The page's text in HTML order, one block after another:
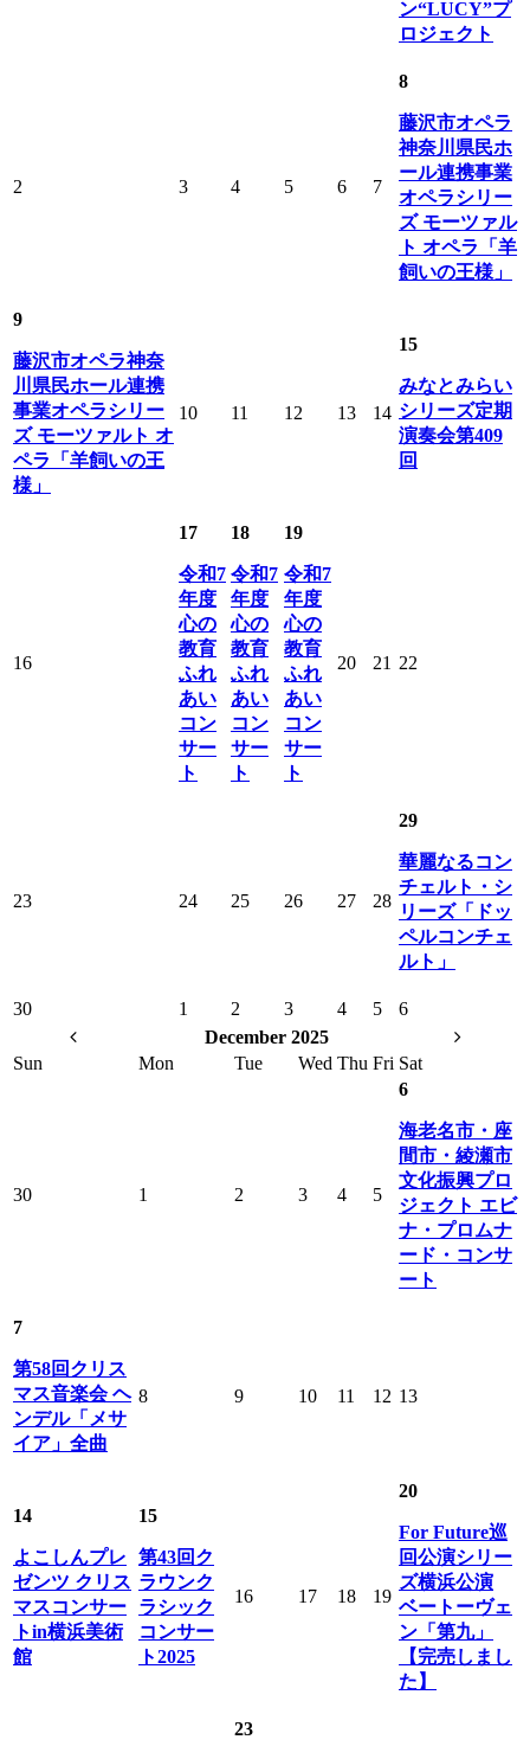
ン“LUCY”プ
ロジェクト
2 3 4 5 6 7
8
藤沢市オペラ
神奈川県民ホ
ール連携事業
オペラシリー
ズ モーツァル
ト オペラ「羊
飼いの王様」
9
藤沢市オペラ神奈
川県民ホール連携
事業オペラシリー
ズ モーツァルト オ
ペラ「羊飼いの王
様」
10 11 12 13 14
15
みなとみらい
シリーズ定期
演奏会第409
回
16
17
令和7
年度
心の
教育
ふれ
あい
コン
サー
ト
18
令和7
年度
心の
教育
ふれ
あい
コン
サー
ト
19
令和7
年度
心の
教育
ふれ
あい
コン
サー
ト
20 21 22
23 24 25 26 27 28
29
華麗なるコン
チェルト・シ
リーズ「ドッ
ペルコンチェ
ルト」
30 1 2 3 4 5
6
December 2025
Sun
Mon Tue Wed Thu Fri Sat
30 1 2 3 4 5
6
海老名市・座
間市・綾瀬市
文化振興プロ
ジェクト エビ
ナ・プロムナ
ード・コンサ
ート
7
第58回クリス
マス音楽会 ヘ
ンデル「メサ
イア」全曲
8 9 10 11 12 13
14
よこしんプレ
ゼンツ クリス
マスコンサー
トin横浜美術
館
15
第43回ク
ラウンク
ラシック
コンサー
ト2025
16 17 18 19
20
For Future巡
回公演シリー
ズ横浜公演
ベートーヴェ
ン「第九」
【完売しまし
た】
23